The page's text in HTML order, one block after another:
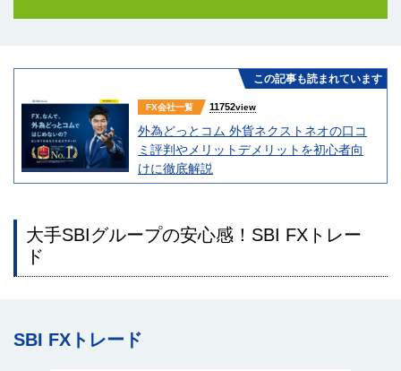
この記事も読まれています
FX会社一覧 11752view
外為どっとコム 外貨ネクストネオの口コ
ミ評判やメリットデメリットを初心者向
けに徹底解説
大手SBIグループの安心感！SBI FXトレー
ド
SBI FXトレード